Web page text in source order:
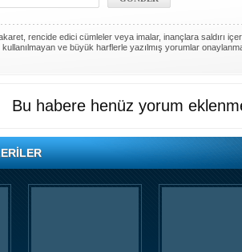
rencide edici cümleler veya imalar, inançlara saldırı
ve büyük harflerle yazılmış yorumlar
Bu habere henüz yorum